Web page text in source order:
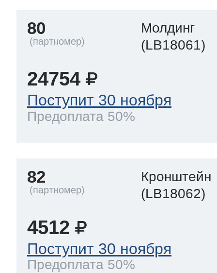
80
Молдинг
(LB18061)
24754
Поступит 30 ноября
Предоплата 50%
82
Кронштейн
(LB18062)
4512
Поступит 30 ноября
Предоплата 50%